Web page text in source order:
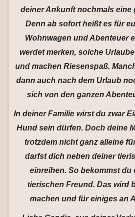
deiner Ankunft nochmals eine
Denn ab sofort heißt es für
Wohnwagen und Abenteuer
werdet merken, solche
und machen Riesenspaß.
dann auch nach dem Urlaub
sich von den ganzen
In deiner Familie wirst du zwar
Hund sein dürfen. Doch deine
trotzdem nicht ganz alleine
darfst dich neben deiner
einreihen. So bekommst du
tierischen Freund. Das wird
machen und für einiges an